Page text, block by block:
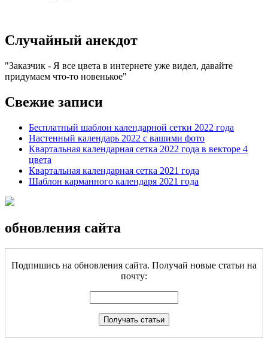
Случайный анекдот
Заказчик - Я все цвета в интернете уже видел, давайте
придумаем что-то новенькое
Свежие записи
Бесплатный шаблон календарной сетки 2022 года
Настенный календарь 2022 с вашими фото
Квартальная календарная сетка 2022 года в векторе 4
цвета
Квартальная календарная сетка 2021 года
Шаблон карманного календаря 2021 года
обновления сайта
Подпишись на обновления сайта. Получай новые статьи на
почту: